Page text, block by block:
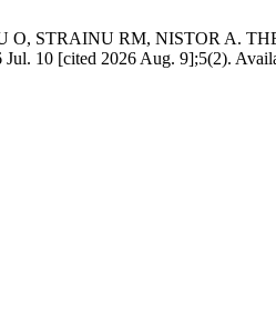
O, STRAINU RM, NISTOR A.
10 [cited 2026 Aug. 9];5(2).